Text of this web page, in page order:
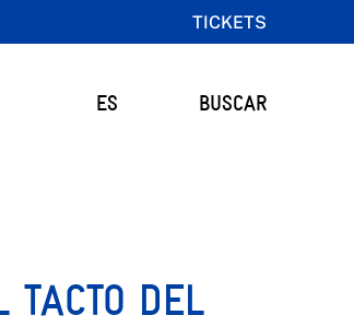
TICKETS
ES BUSCAR
TACTO DEL